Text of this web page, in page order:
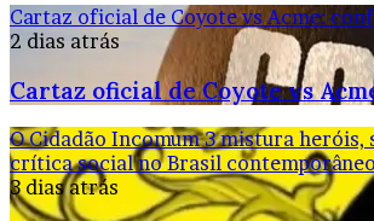
Cartaz oficial de Coyote vs Acme:
2 dias atrás
Cartaz oficial de Coyote vs
O Cidadão Incomum 3 mistura heróis,
crítica social no Brasil
3 dias atrás